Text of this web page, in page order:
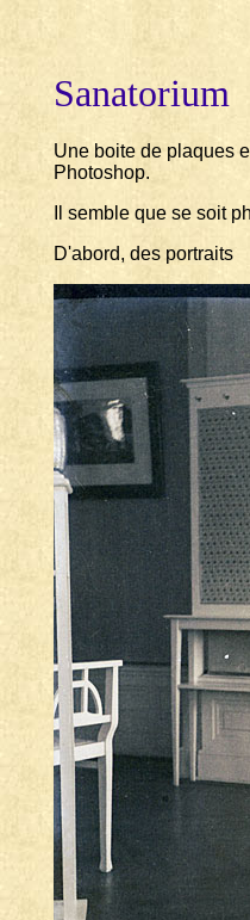
Sanatorium
Une boite de plaques
Photoshop.
Il semble que se soit
D'abord, des portraits